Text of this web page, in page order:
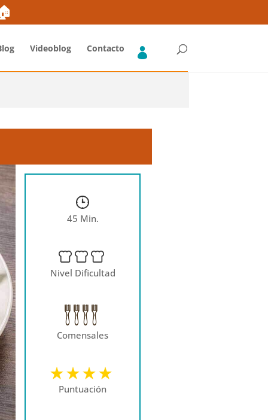
Videoblog Contacto
45 Min.
Nivel Dificultad
Comensales
Puntuación